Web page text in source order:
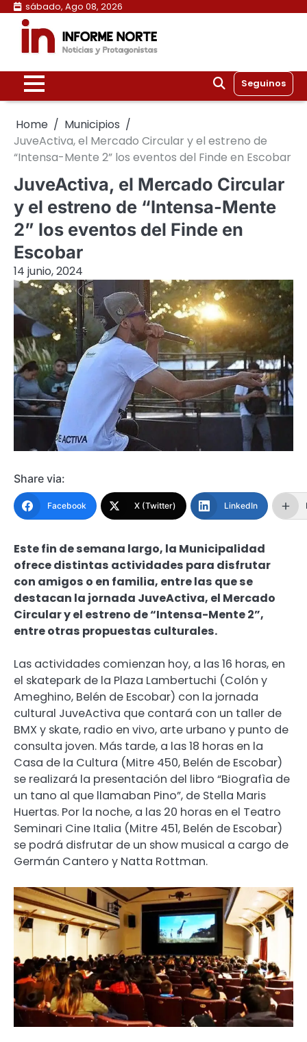
Skip
content
sábado, Ago 08, 2026
Seguinos
Home
Municipios
JuveActiva, el Mercado Circular y el estreno de
“Intensa-Mente 2” los eventos del Finde en Escobar
JuveActiva, el Mercado Circular
y el estreno de “Intensa-Mente
2” los eventos del Finde en
Escobar
14 junio, 2024
Share via:
Facebook X (Twitter) LinkedIn
Este fin de semana largo, la Municipalidad
ofrece distintas actividades para disfrutar
con amigos o en familia, entre las que se
destacan la jornada JuveActiva, el Mercado
Circular y el estreno de “Intensa-Mente 2”,
entre otras propuestas culturales.
Las actividades comienzan hoy, a las 16 horas, en
el skatepark de la Plaza Lambertuchi (Colón y
Ameghino, Belén de Escobar) con la jornada
cultural JuveActiva que contará con un taller de
BMX y skate, radio en vivo, arte urbano y punto de
consulta joven. Más tarde, a las 18 horas en la
Casa de la Cultura (Mitre 450, Belén de Escobar)
se realizará la presentación del libro “Biografìa de
un tano al que llamaban Pino”, de Stella Maris
Huertas. Por la noche, a las 20 horas en el Teatro
Seminari Cine Italia (Mitre 451, Belén de Escobar)
se podrá disfrutar de un show musical a cargo de
Germán Cantero y Natta Rottman.